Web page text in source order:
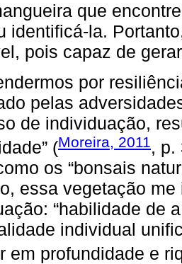
que
identificá-la.
pois capaz de
por
pelas
de individuação,
(Moreira, 2011, p.
os “bonsais
essa vegetação
“habilidade de
individual
em profundidade e